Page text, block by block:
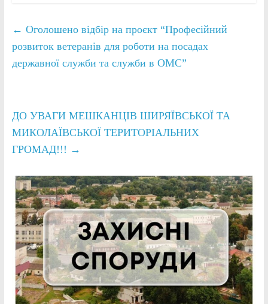
← Оголошено відбір на проєкт “Професійний
розвиток ветеранів для роботи на посадах
державної служби та служби в ОМС”
ДО УВАГИ МЕШКАНЦІВ ШИРЯЇВСЬКОЇ ТА
МИКОЛАЇВСЬКОЇ ТЕРИТОРІАЛЬНИХ
ГРОМАД!!! →